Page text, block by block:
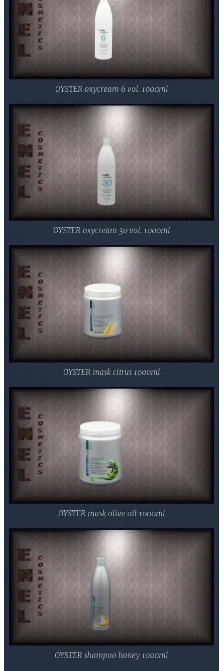
OYSTER oxycream 6 vol. 1000ml
OYSTER oxycream 30 vol. 1000ml
OYSTER mask citrus 1000ml
OYSTER mask olive oil 1000ml
OYSTER shampoo honey 1000ml